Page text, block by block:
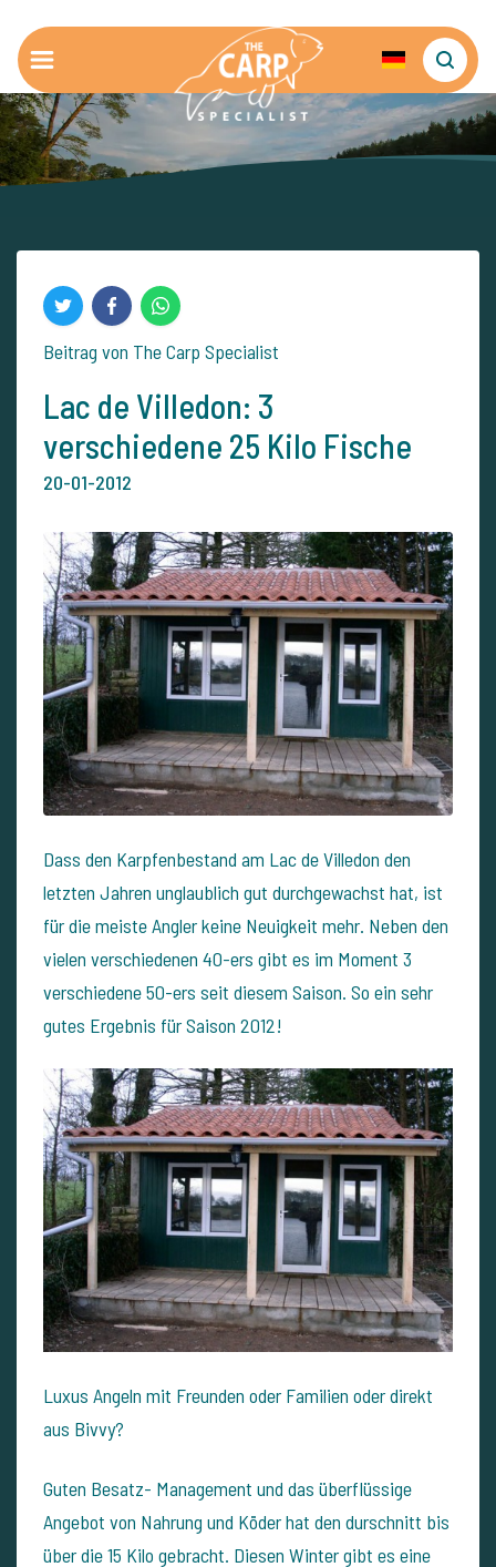
Beitrag von The Carp Specialist
Lac de Villedon: 3
verschiedene 25 Kilo Fische
20-01-2012
Dass den Karpfenbestand am Lac de Villedon den
letzten Jahren unglaublich gut durchgewachst hat, ist
für die meiste Angler keine Neuigkeit mehr. Neben den
vielen verschiedenen 40-ers gibt es im Moment 3
verschiedene 50-ers seit diesem Saison. So ein sehr
gutes Ergebnis für Saison 2012!
Luxus Angeln mit Freunden oder Familien oder direkt
aus Bivvy?
Guten Besatz- Management und das überflüssige
Angebot von Nahrung und Köder hat den durschnitt bis
über die 15 Kilo gebracht. Diesen Winter gibt es eine